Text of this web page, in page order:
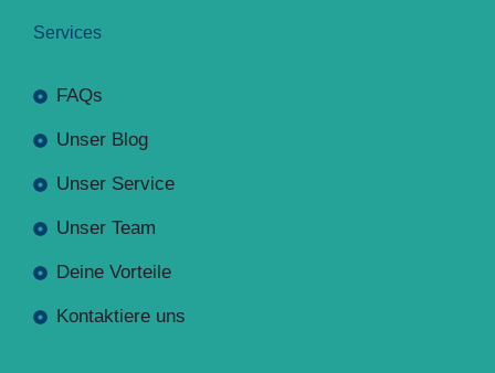
Services
FAQs
Unser Blog
Unser Service
Unser Team
Deine Vorteile
Kontaktiere uns